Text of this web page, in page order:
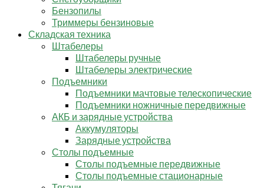
Бензопилы
Триммеры бензиновые
Складская техника
Штабелеры
Штабелеры ручные
Штабелеры электрические
Подъемники
Подъемники мачтовые телескопические
Подъемники ножничные передвижные
АКБ и зарядные устройства
Аккумуляторы
Зарядные устройства
Столы подъемные
Столы подъемные передвижные
Столы подъемные стационарные